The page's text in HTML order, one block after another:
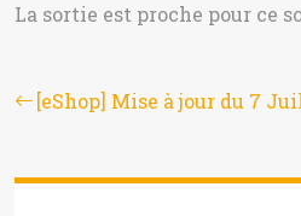
La sortie est proche pour ce
[eShop] Mise à jour du 7